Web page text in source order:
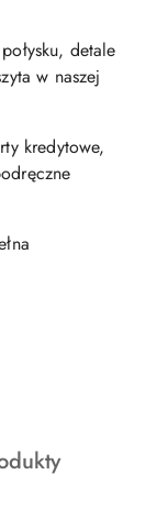
detale
w naszej
kredytowe,